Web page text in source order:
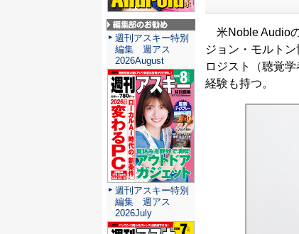
米Noble Audio
ジョン・モルト
ロジスト（聴覚
経験も持つ。
編集部のお勧め
週刊アスキー特別
編集 週アス
2026August
週刊アスキー特別
編集 週アス
2026July